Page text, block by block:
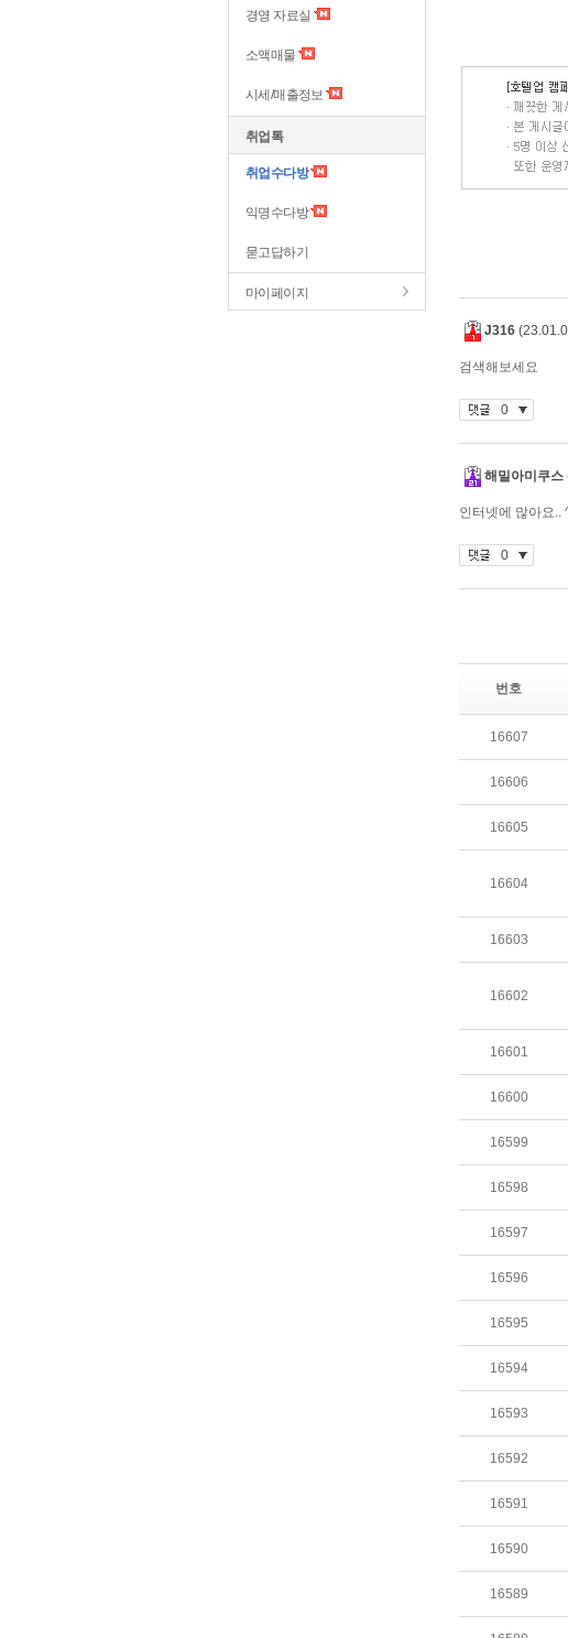
경영 자료실
소액매물
시세/매출정보
취업톡
취업수다방
익명수다방
묻고답하기
마이페이지
번호
16607
16606
16605
16604
16603
16602
16601
16600
16599
16598
16597
16596
16595
16594
16593
16592
16591
16590
16589